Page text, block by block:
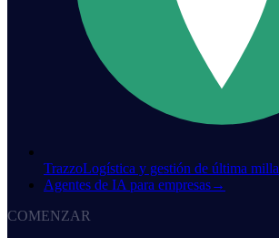
TrazzoLogística y gestión de última milla
Agentes de IA para empresas→
COMENZAR